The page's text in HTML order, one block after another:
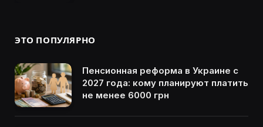
ЭТО ПОПУЛЯРНО
Пенсионная реформа в Украине с
2027 года: кому планируют платить
не менее 6000 грн